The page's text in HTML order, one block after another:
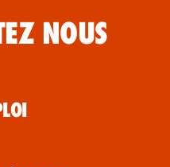
NOUS